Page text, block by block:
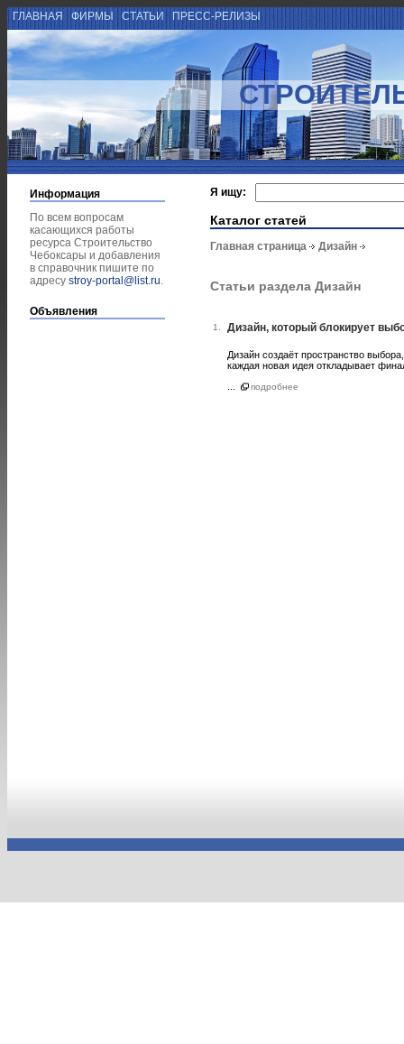
ГЛАВНАЯ ФИРМЫ СТАТЬИ ПРЕСС-РЕЛИЗЫ
Информация
По всем вопросам
касающихся работы
ресурса Строительство
Чебоксары и добавления
в справочник пишите по
адресу stroy-portal@list.ru.
Объявления
Я ищу:
Каталог статей
Главная страница Дизайн
Статьи раздела Дизайн
1. Дизайн, который блокирует
Дизайн создаёт пространство
каждая новая идея откладывает
подробнее